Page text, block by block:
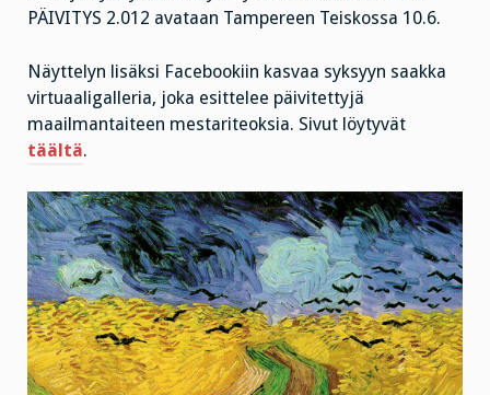
PÄIVITYS 2.012 avataan Tampereen Teiskossa 10.6.
Näyttelyn lisäksi Facebookiin kasvaa syksyyn saakka
virtuaaligalleria, joka esittelee päivitettyjä
maailmantaiteen mestariteoksia. Sivut löytyvät
täältä.